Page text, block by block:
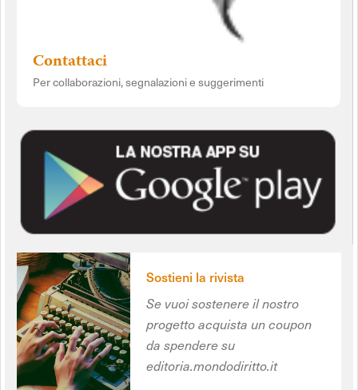
Contattaci
Per collaborazioni, segnalazioni e suggerimenti
Sostieni la rivista
Se vuoi sostenere il nostro
progetto acquista un coupon
da spendere su
editoria.mondodiritto.it